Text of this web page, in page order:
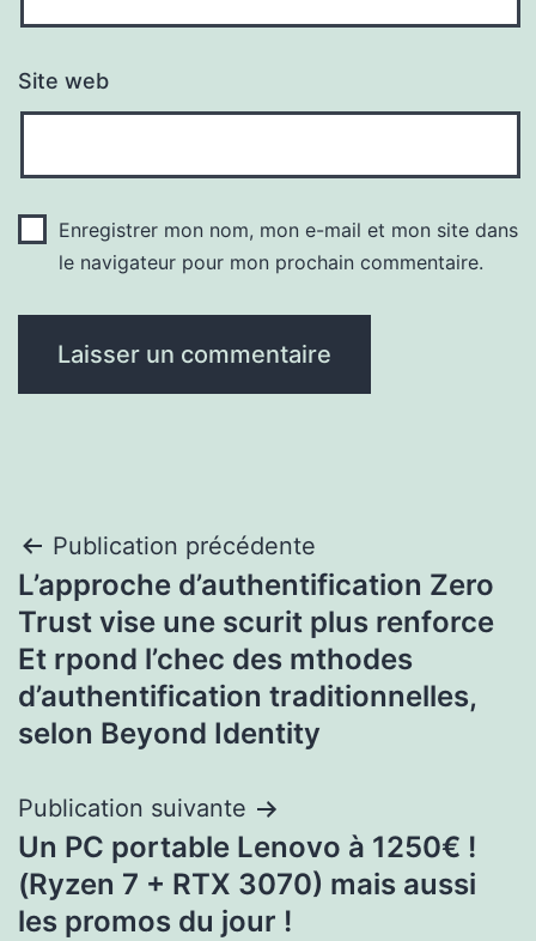
Site web
Enregistrer mon nom, mon e-mail et mon site dans
le navigateur pour mon prochain commentaire.
Navigation
de
l’article
Publication précédente
L’approche d’authentification Zero
Trust vise une scurit plus renforce
Et rpond l’chec des mthodes
d’authentification traditionnelles,
selon Beyond Identity
Publication suivante
Un PC portable Lenovo à 1250€ !
(Ryzen 7 + RTX 3070) mais aussi
les promos du jour !